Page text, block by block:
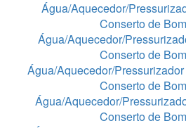
Água/Aquecedor/
Conserto de
Água/Aquecedor/
Conserto de
Água/Aquecedor/
Conserto de
Água/Aquecedor/
Conserto de